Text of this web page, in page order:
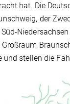
hat. Die
der
und stellen die